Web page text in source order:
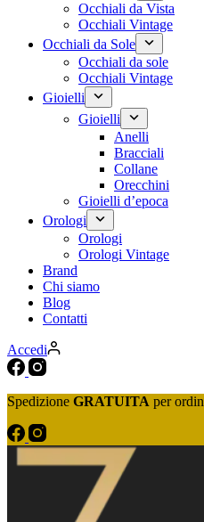
Occhiali da Vista
Occhiali Vintage
Occhiali da Sole
Occhiali da sole
Occhiali Vintage
Gioielli
Gioielli
Anelli
Bracciali
Collane
Orecchini
Gioielli d’epoca
Orologi
Orologi
Orologi Vintage
Brand
Chi siamo
Blog
Contatti
Accedi
Spedizione GRATUITA per